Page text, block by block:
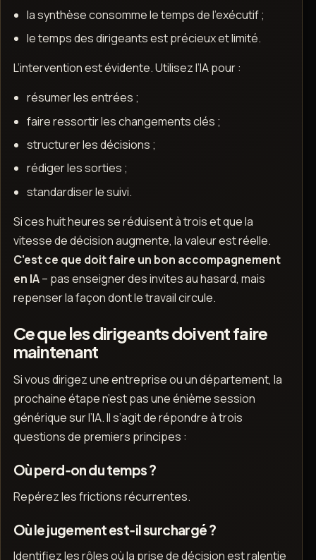
la synthèse consomme le temps de l’exécutif ;
le temps des dirigeants est précieux et limité.
L’intervention est évidente. Utilisez l’IA pour :
résumer les entrées ;
faire ressortir les changements clés ;
structurer les décisions ;
rédiger les sorties ;
standardiser le suivi.
Si ces huit heures se réduisent à trois et que la
vitesse de décision augmente, la valeur est réelle.
C’est ce que doit faire un bon accompagnement
en IA– pas enseigner des invites au hasard, mais
repenser la façon dont le travail circule.
Ce que les dirigeants doivent faire
maintenant
Si vous dirigez une entreprise ou un département, la
prochaine étape n’est pas une énième session
générique sur l’IA. Il s’agit de répondre à trois
questions de premiers principes :
Où perd‑on du temps ?
Repérez les frictions récurrentes.
Où le jugement est‑il surchargé ?
Identifiez les rôles où la prise de décision est ralentie